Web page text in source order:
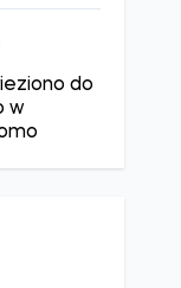
do
w